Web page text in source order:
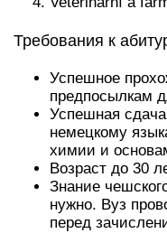
Требования к
Успешное
предпосылкам
Успешная
немецкому
химии и
Возраст до 30
Знание
нужно. Вуз
перед